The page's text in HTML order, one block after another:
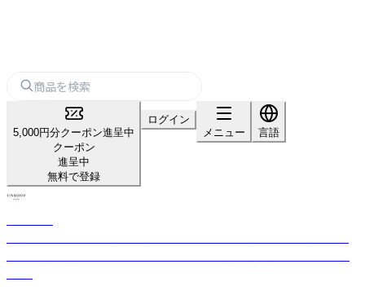
5,000円分クーポン進呈中
クーポン
進呈中
無料で登録
ログイン
メニュー
言語